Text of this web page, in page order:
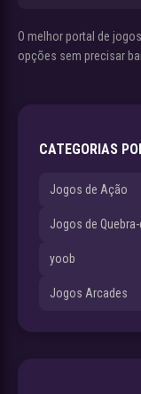
O melhor portal de
opções sem precisar
CATEGORIAS
Jogos de Ação
Jogos de
yoob
Jogos Arcades